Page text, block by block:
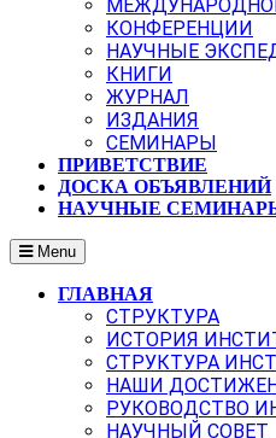
КОНФЕРЕНЦИИ
НАУЧНЫЕ
КНИГИ
ЖУРНАЛ
ИЗДАНИЯ
СЕМИНАРЫ
ПРИВЕТСТВИЕ
ДОСКА ОБЪЯВЛЕНИЙ
НАУЧНЫЕ
Menu
ГЛАВНАЯ
СТРУКТУРА
ИСТОРИЯ
СТРУКТУРА
НАШИ
РУКОВОДСТВО
НАУЧНЫЙ СОВЕТ